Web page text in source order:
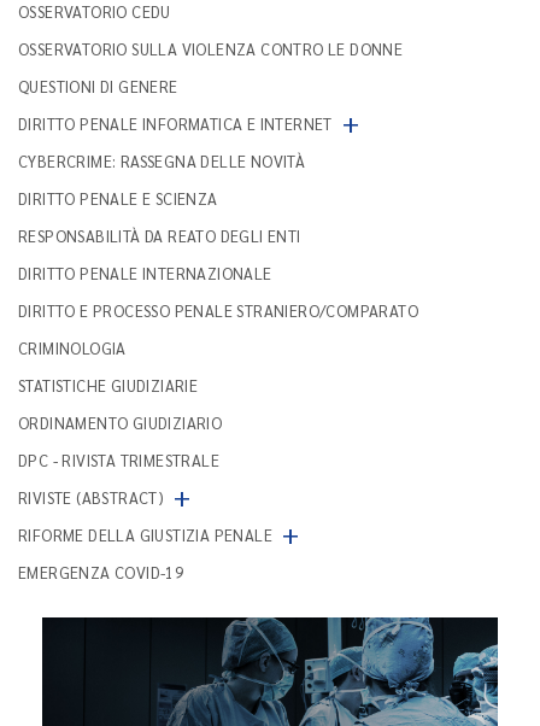
OSSERVATORIO CEDU
OSSERVATORIO SULLA VIOLENZA CONTRO LE DONNE
QUESTIONI DI GENERE
DIRITTO PENALE INFORMATICA E INTERNET +
CYBERCRIME: RASSEGNA DELLE NOVITÀ
DIRITTO PENALE E SCIENZA
RESPONSABILITÀ DA REATO DEGLI ENTI
DIRITTO PENALE INTERNAZIONALE
DIRITTO E PROCESSO PENALE STRANIERO/COMPARATO
CRIMINOLOGIA
STATISTICHE GIUDIZIARIE
ORDINAMENTO GIUDIZIARIO
DPC - RIVISTA TRIMESTRALE
RIVISTE (ABSTRACT) +
RIFORME DELLA GIUSTIZIA PENALE +
EMERGENZA COVID-19